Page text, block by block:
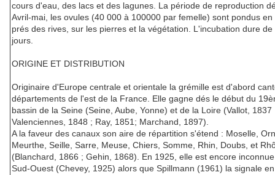
cours d'eau, des lacs et des lagunes. La période de reproduction
Avril-mai, les ovules (40 000 à 100000 par femelle) sont pondus en
prés des rives, sur les pierres et la végétation. L'incubation dure de
jours.
ORIGINE ET DISTRIBUTION
Originaire d'Europe centrale et orientale la grémille est d'abord
départements de l'est de la France. Elle gagne dés le début du
bassin de la Seine (Seine, Aube, Yonne) et de la Loire (Vallot, 1837
Valenciennes, 1848 ; Ray, 1851; Marchand, 1897).
A la faveur des canaux son aire de répartition s'étend : Moselle,
Meurthe, Seille, Sarre, Meuse, Chiers, Somme, Rhin, Doubs, et
(Blanchard, 1866 ; Gehin, 1868). En 1925, elle est encore
Sud-Ouest (Chevey, 1925) alors que Spillmann (1961) la signale